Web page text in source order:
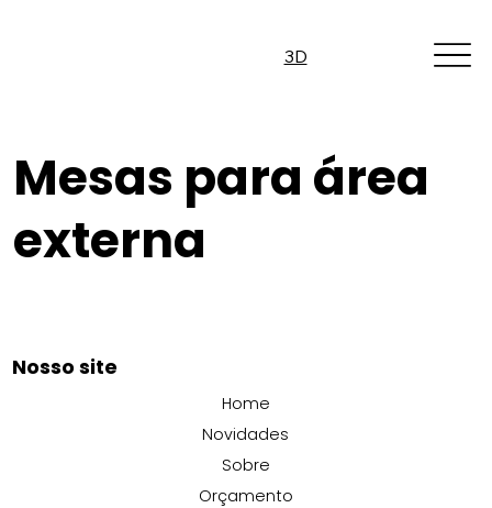
3D
Mesas para área
externa
Nosso site
Home
Novidades
Sobre
Orçamento